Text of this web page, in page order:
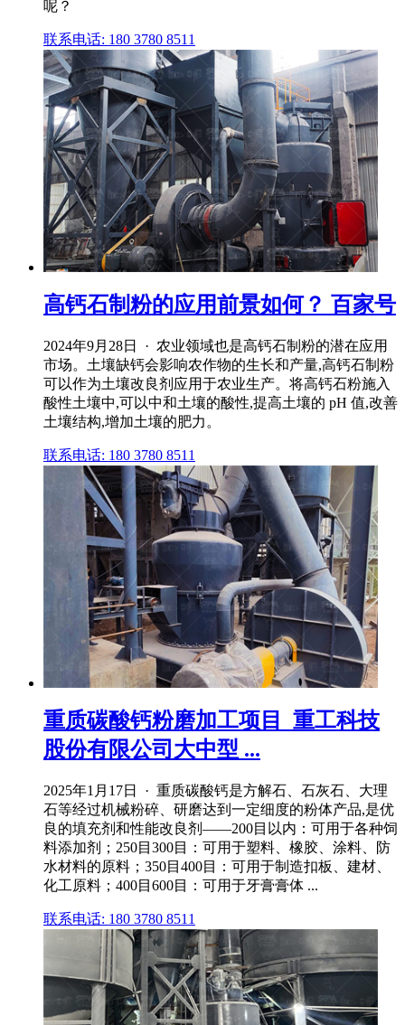
呢？
联系电话: 180 3780 8511
高钙石制粉的应用前景如何？ 百家号
2024年9月28日 · 农业领域也是高钙石制粉的潜在应用
市场。土壤缺钙会影响农作物的生长和产量,高钙石制粉
可以作为土壤改良剂应用于农业生产。将高钙石粉施入
酸性土壤中,可以中和土壤的酸性,提高土壤的 pH 值,改善
土壤结构,增加土壤的肥力。
联系电话: 180 3780 8511
重质碳酸钙粉磨加工项目_重工科技
股份有限公司大中型 ...
2025年1月17日 · 重质碳酸钙是方解石、石灰石、大理
石等经过机械粉碎、研磨达到一定细度的粉体产品,是优
良的填充剂和性能改良剂——200目以内：可用于各种饲
料添加剂；250目300目：可用于塑料、橡胶、涂料、防
水材料的原料；350目400目：可用于制造扣板、建材、
化工原料；400目600目：可用于牙膏膏体 ...
联系电话: 180 3780 8511